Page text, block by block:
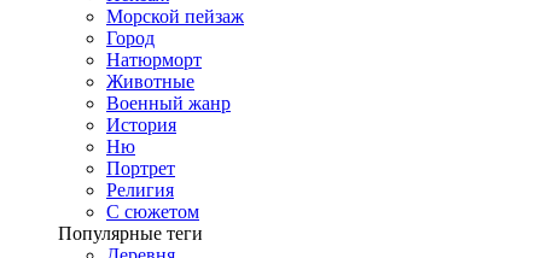
Морской пейзаж
Город
Натюрморт
Животные
Военный жанр
История
Ню
Портрет
Религия
С сюжетом
Популярные теги